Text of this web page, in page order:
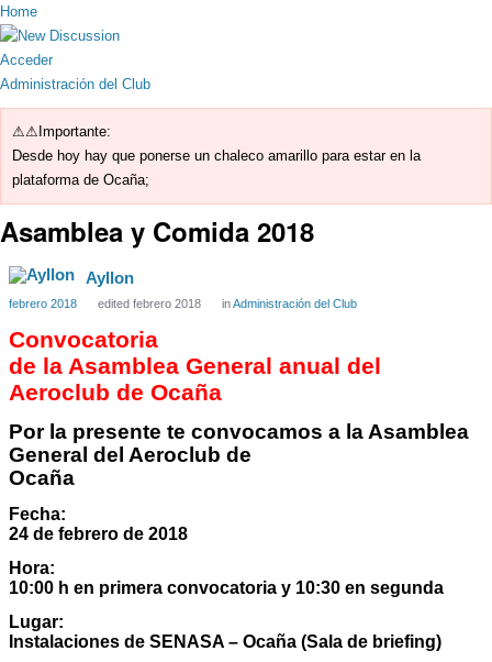
Home
Acceder
Administración del Club
⚠⚠Importante:
Desde hoy hay que ponerse un chaleco amarillo para estar en la
plataforma de Ocaña;
Asamblea y Comida 2018
Ayllon
febrero 2018 edited febrero 2018 inAdministración del Club
Convocatoria
de la Asamblea General anual del
Aeroclub de Ocaña
Por la presente te convocamos a la Asamblea
General del Aeroclub de
Ocaña
Fecha:
24 de febrero de 2018
Hora:
10:00 h en primera convocatoria y 10:30 en segunda
Lugar:
Instalaciones de SENASA – Ocaña (Sala de briefing)